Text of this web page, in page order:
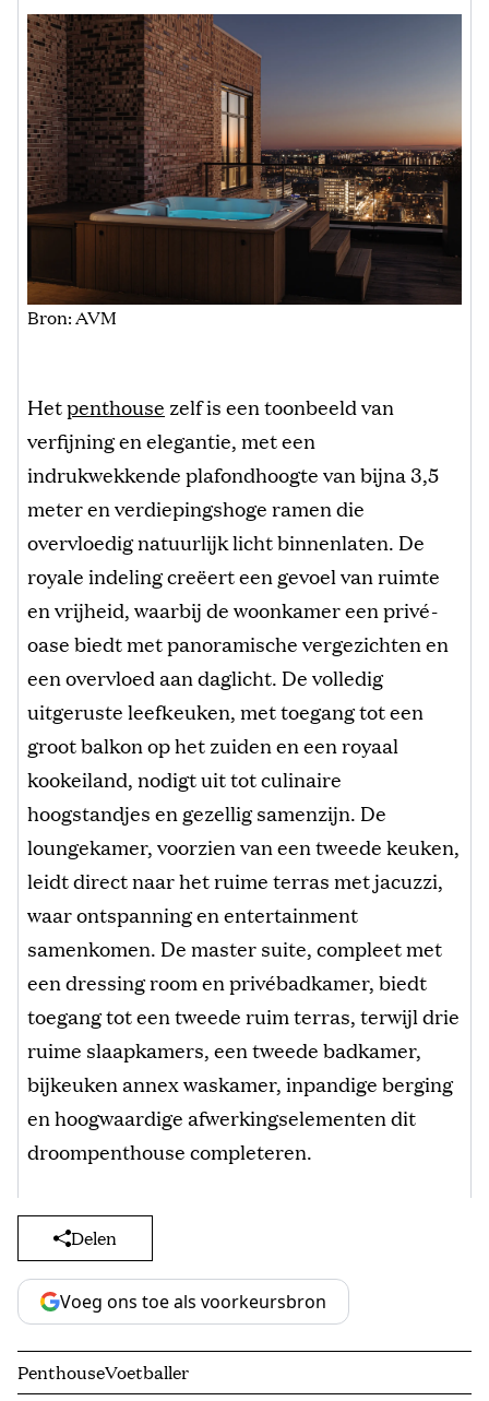
Bron: AVM
Hetpenthouse zelf is een toonbeeld van
verfijning en elegantie, met een
indrukwekkende plafondhoogte van bijna 3,5
meter en verdiepingshoge ramen die
overvloedig natuurlijk licht binnenlaten. De
royale indeling creëert een gevoel van ruimte
en vrijheid, waarbij de woonkamer een privé-
oase biedt met panoramische vergezichten en
een overvloed aan daglicht. De volledig
uitgeruste leefkeuken, met toegang tot een
groot balkon op het zuiden en een royaal
kookeiland, nodigt uit tot culinaire
hoogstandjes en gezellig samenzijn. De
loungekamer, voorzien van een tweede keuken,
leidt direct naar het ruime terras met jacuzzi,
waar ontspanning en entertainment
samenkomen. De master suite, compleet met
een dressing room en privébadkamer, biedt
toegang tot een tweede ruim terras, terwijl drie
ruime slaapkamers, een tweede badkamer,
bijkeuken annex waskamer, inpandige berging
en hoogwaardige afwerkingselementen dit
droompenthouse completeren.
Delen
Voeg ons toe als voorkeursbron
PenthouseVoetballer